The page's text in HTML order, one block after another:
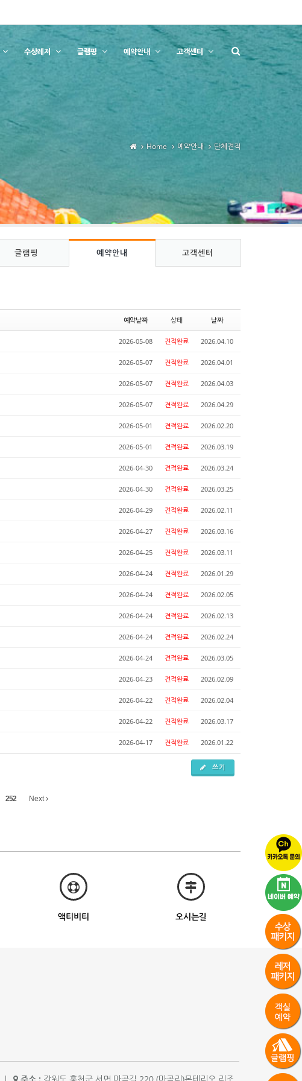
수상레저 글램핑 예약안내 고객센터
Home 예약안내 단체견적
글램핑 예약안내 고객센터
예약날짜 상태 날짜
2026-05-08 견적완료 2026.04.10
2026-05-07 견적완료 2026.04.01
2026-05-07 견적완료 2026.04.03
2026-05-07 견적완료 2026.04.29
2026-05-01 견적완료 2026.02.20
2026-05-01 견적완료 2026.03.19
2026-04-30 견적완료 2026.03.24
2026-04-30 견적완료 2026.03.25
2026-04-29 견적완료 2026.02.11
2026-04-27 견적완료 2026.03.16
2026-04-25 견적완료 2026.03.11
2026-04-24 견적완료 2026.01.29
2026-04-24 견적완료 2026.02.05
2026-04-24 견적완료 2026.02.13
2026-04-24 견적완료 2026.02.24
2026-04-24 견적완료 2026.03.05
2026-04-23 견적완료 2026.02.09
2026-04-22 견적완료 2026.02.04
2026-04-22 견적완료 2026.03.17
2026-04-17 견적완료 2026.01.22
쓰기
252 Next
액티비티 오시는길